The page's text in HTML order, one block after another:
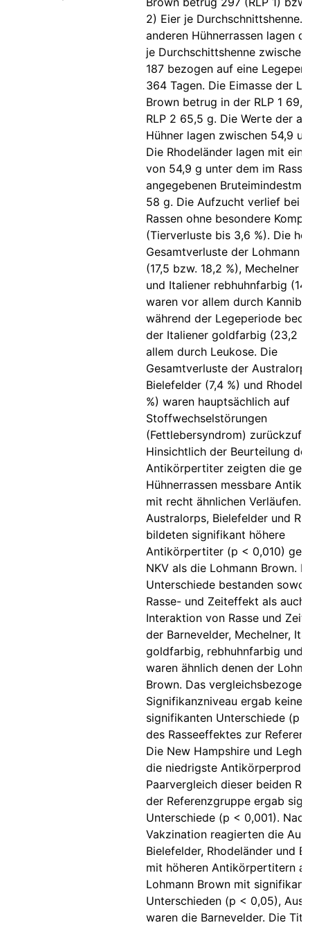
2) Eier je Durchschnittshenne.
anderen Hühnerrassen lagen
je Durchschittshenne
187 bezogen auf eine
364 Tagen. Die Eimasse der
Brown betrug in der RLP 1
RLP 2 65,5 g. Die Werte der
Hühner lagen zwischen 54,9
Die Rhodeländer lagen mit
von 54,9 g unter dem im
angegebenen
58 g. Die Aufzucht verlief bei
Rassen ohne besondere
(Tierverluste bis 3,6 %). Die
Gesamtverluste der Lohmann
(17,5 bzw. 18,2 %), Mechelner (
und Italiener rebhuhnfarbig
waren vor allem durch
während der Legeperiode
der Italiener goldfarbig (23,2
allem durch Leukose. Die
Gesamtverluste der
Bielefelder (7,4 %) und
%) waren hauptsächlich auf
Stoffwechselstörungen
(Fettlebersyndrom)
Hinsichtlich der Beurteilung der
Antikörpertiter zeigten die
Hühnerrassen messbare
mit recht ähnlichen Verläufen.
Australorps, Bielefelder und
bildeten signifikant höhere
Antikörpertiter (p < 0,010)
NKV als die Lohmann Brown.
Unterschiede bestanden
Rasse- und Zeiteffekt als auch
Interaktion von Rasse und
der Barnevelder, Mechelner,
goldfarbig, rebhuhnfarbig und
waren ähnlich denen der
Brown. Das
Signifikanzniveau ergab keine
signifikanten Unterschiede (p
des Rasseeffektes zur
Die New Hampshire und
die niedrigste
Paarvergleich dieser beiden
der Referenzgruppe ergab
Unterschiede (p < 0,001).
Vakzination reagierten die
Bielefelder, Rhodeländer und
mit höheren Antikörpertitern
Lohmann Brown mit
Unterschieden (p < 0,05),
waren die Barnevelder. Die